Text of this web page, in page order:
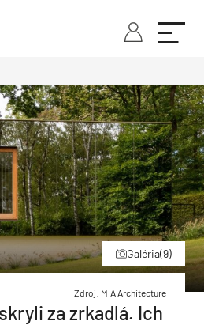
Galéria(9)
Zdroj: MIA Architecture
za zrkadlá. Ich